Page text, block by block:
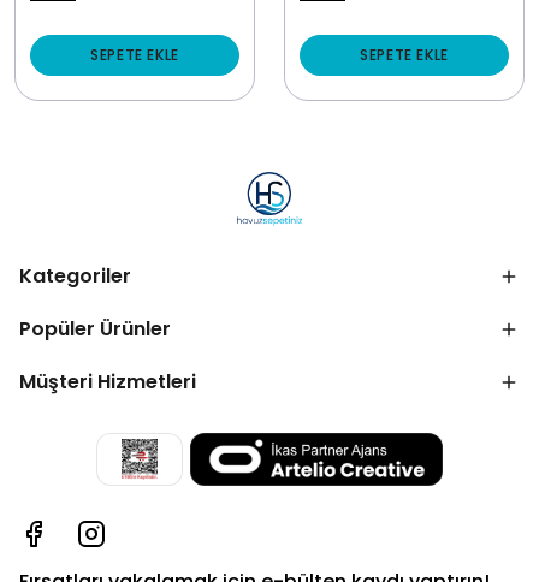
SEPETE EKLE SEPETE EKLE
Kategoriler
Popüler Ürünler
Müşteri Hizmetleri